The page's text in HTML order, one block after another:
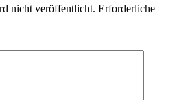
nicht veröffentlicht. Erforderliche